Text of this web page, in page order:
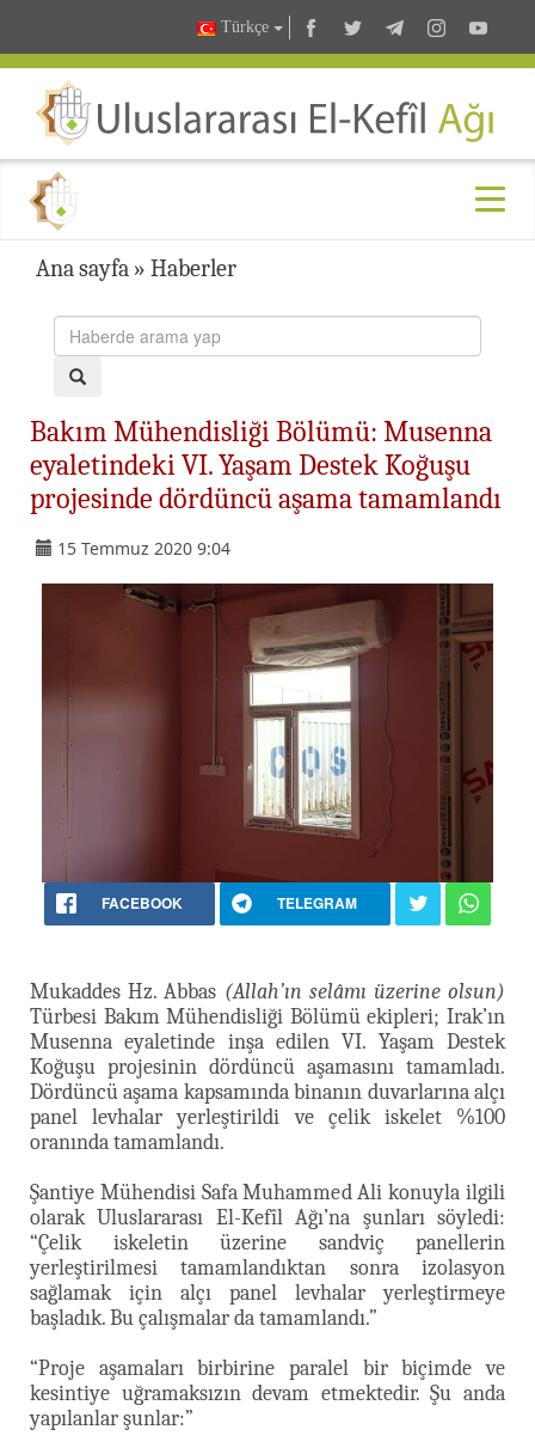
Türkçe
Ana sayfa » Haberler
Bakım Mühendisliği Bölümü: Musenna
eyaletindeki VI. Yaşam Destek Koğuşu
projesinde dördüncü aşama tamamlandı
15 Temmuz 2020 9:04
FACEBOOK TELEGRAM
Mukaddes Hz. Abbas (Allah’ın selâmı üzerine olsun)
Türbesi Bakım Mühendisliği Bölümü ekipleri; Irak’ın
Musenna eyaletinde inşa edilen VI. Yaşam Destek
Koğuşu projesinin dördüncü aşamasını tamamladı.
Dördüncü aşama kapsamında binanın duvarlarına alçı
panel levhalar yerleştirildi ve çelik iskelet %100
oranında tamamlandı.
Şantiye Mühendisi Safa Muhammed Ali konuyla ilgili
olarak Uluslararası El-Kefîl Ağı’na şunları söyledi:
“Çelik iskeletin üzerine sandviç panellerin
yerleştirilmesi tamamlandıktan sonra izolasyon
sağlamak için alçı panel levhalar yerleştirmeye
başladık. Bu çalışmalar da tamamlandı.”
“Proje aşamaları birbirine paralel bir biçimde ve
kesintiye uğramaksızın devam etmektedir. Şu anda
yapılanlar şunlar:”